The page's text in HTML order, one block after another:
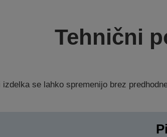
Tehnični
se lahko spremenijo brez